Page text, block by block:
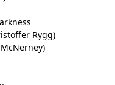
Rygg)